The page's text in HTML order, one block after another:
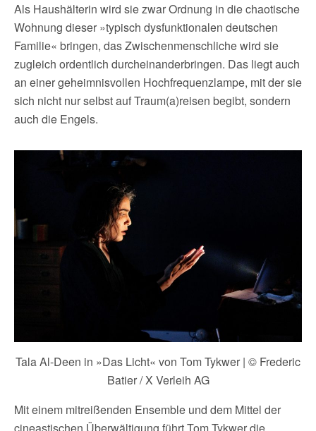
Als Haushälterin wird sie zwar Ordnung in die chaotische
Wohnung dieser »typisch dysfunktionalen deutschen
Familie« bringen, das Zwischenmenschliche wird sie
zugleich ordentlich durcheinanderbringen. Das liegt auch
an einer geheimnisvollen Hochfrequenzlampe, mit der sie
sich nicht nur selbst auf Traum(a)reisen begibt, sondern
auch die Engels.
Tala Al-Deen in »Das Licht« von Tom Tykwer | © Frederic
Batier / X Verleih AG
Mit einem mitreißenden Ensemble und dem Mittel der